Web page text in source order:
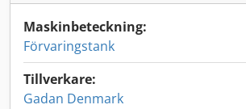
Maskinbeteckning:
Förvaringstank
Tillverkare:
Gadan Denmark